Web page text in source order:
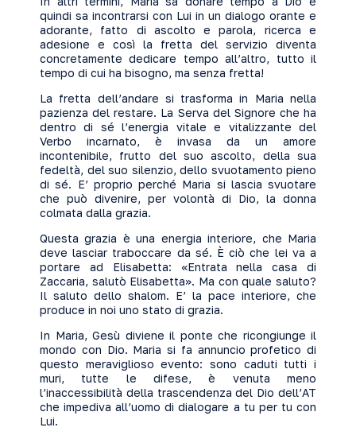
quindi sa incontrarsi con Lui in un dialogo orante e
adorante, fatto di ascolto e parola, ricerca e
adesione e così la fretta del servizio diventa
concretamente dedicare tempo all’altro, tutto il
tempo di cui ha bisogno, ma senza fretta!
La fretta dell’andare si trasforma in Maria nella
pazienza del restare. La Serva del Signore che ha
dentro di sé l’energia vitale e vitalizzante del
Verbo incarnato, è invasa da un amore
incontenibile, frutto del suo ascolto, della sua
fedeltà, del suo silenzio, dello svuotamento pieno
di sé. E’ proprio perché Maria si lascia svuotare
che può divenire, per volontà di Dio, la donna
colmata dalla grazia.
Questa grazia è una energia interiore, che Maria
deve lasciar traboccare da sé. È ciò che lei va a
portare ad Elisabetta: «Entrata nella casa di
Zaccaria, salutò Elisabetta». Ma con quale saluto?
Il saluto dello shalom. E’ la pace interiore, che
produce in noi uno stato di grazia.
In Maria, Gesù diviene il ponte che ricongiunge il
mondo con Dio. Maria si fa annuncio profetico di
questo meraviglioso evento: sono caduti tutti i
muri, tutte le difese, è venuta meno
l’inaccessibilità della trascendenza del Dio dell’AT
che impediva all’uomo di dialogare a tu per tu con
Lui.